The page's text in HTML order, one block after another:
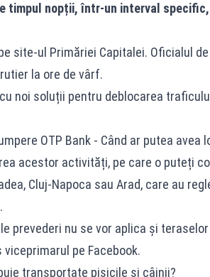
timpul nopții, într-un interval
site-ul Primăriei Capitalei. Oficialul
la ore de vârf.
noi soluții pentru deblocarea
OTP Bank - Când ar putea avea
acestor activități, pe care o puteți
Cluj-Napoca sau Arad, care au
prevederi nu se vor aplica și
pe Facebook.
transportate pisicile și câinii?